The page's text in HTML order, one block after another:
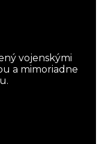
vojenskými
a mimoriadne